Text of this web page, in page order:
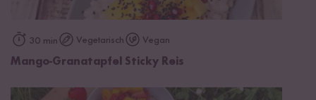
30 min Vegetarisch Vegan
Mango-Granatapfel Sticky Reis